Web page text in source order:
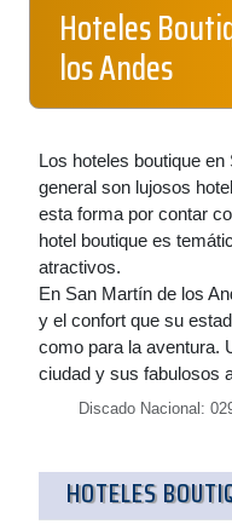
Hoteles
los Andes
Los hoteles boutique
general son lujosos
esta forma por contar
hotel boutique es
atractivos.
En San Martín de los
y el confort que su
como para la aventura.
ciudad y sus fabulosos
Discado Nacional:
HOTELES